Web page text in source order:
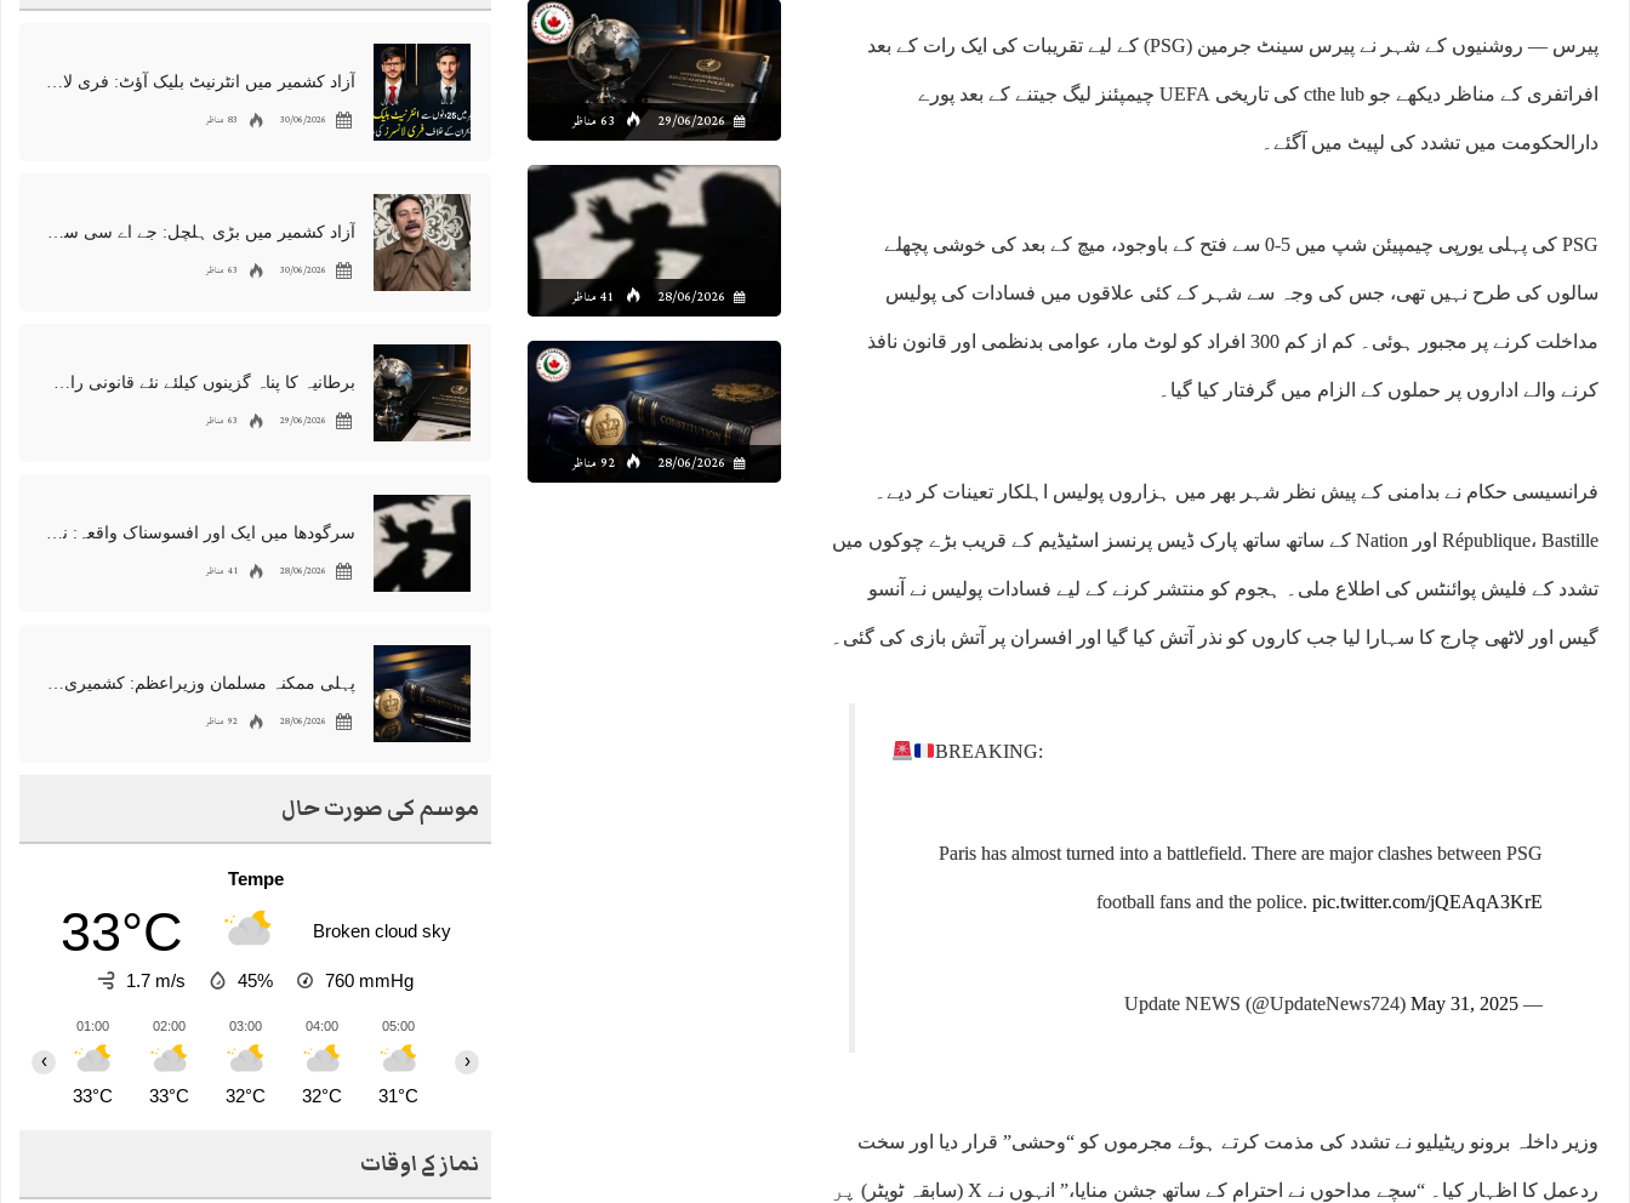
29/06/2026 63 مناظر
28/06/2026 41 مناظر
28/06/2026 92 مناظر
پیرس — روشنیوں کے شہر نے پیرس سینٹ جرمین (PSG) کے لیے تقریبات کی ایک رات کے بعد
افراتفری کے مناظر دیکھے جو cthe lub کی تاریخی UEFA چیمپئنز لیگ جیتنے کے بعد پورے
دارالحکومت میں تشدد کی لپیٹ میں آگئے۔
PSG کی پہلی یورپی چیمپیئن شپ میں 5-0 سے فتح کے باوجود، میچ کے بعد کی خوشی پچھلے
سالوں کی طرح نہیں تھی، جس کی وجہ سے شہر کے کئی علاقوں میں فسادات کی پولیس
مداخلت کرنے پر مجبور ہوئی۔ کم از کم 300 افراد کو لوٹ مار، عوامی بدنظمی اور قانون نافذ
کرنے والے اداروں پر حملوں کے الزام میں گرفتار کیا گیا۔
فرانسیسی حکام نے بدامنی کے پیش نظر شہر بھر میں ہزاروں پولیس اہلکار تعینات کر دیے۔
République، Bastille اور Nation کے ساتھ ساتھ پارک ڈیس پرنسز اسٹیڈیم کے قریب بڑے چوکوں میں
تشدد کے فلیش پوائنٹس کی اطلاع ملی۔ ہجوم کو منتشر کرنے کے لیے فسادات پولیس نے آنسو
گیس اور لاٹھی چارج کا سہارا لیا جب کاروں کو نذر آتش کیا گیا اور افسران پر آتش بازی کی گئی۔
BREAKING:
Paris has almost turned into a battlefield. There are major clashes between PSG
football fans and the police. pic.twitter.com/jQEAqA3KrE
— Update NEWS (@UpdateNews724)
May 31, 2025
وزیر داخلہ برونو ریٹیلیو نے تشدد کی مذمت کرتے ہوئے مجرموں کو “وحشی” قرار دیا اور سخت
ردعمل کا اظہار کیا۔ “سچے مداحوں نے احترام کے ساتھ جشن منایا،” انہوں نے X (سابقہ ​​ٹویٹر) پر
آزاد کشمیر میں انٹرنیٹ بلیک آؤٹ: فری لانسرز کا معاشی قتل، احتجاج شروع
30/06/2026 83 مناظر
آزاد کشمیر میں بڑی ہلچل: جے اے سی سربراہ شوکت نواز میر کی گرفتاری، دھرنا جاری
30/06/2026 63 مناظر
برطانیہ کا پناہ گزینوں کیلئے نئے قانونی راستوں اور اسپانسر شپ نظام کا اعلان
29/06/2026 63 مناظر
سرگودھا میں ایک اور افسوسناک واقعہ: نوعمر لڑکے سے مبینہ زیادتی، مقدمہ درج
28/06/2026 41 مناظر
پہلی ممکنہ مسلمان وزیراعظم: کشمیری نژاد شبانہ محمود برطانیہ میں مقبول
28/06/2026 92 مناظر
موسم کی صورت حال
Tempe
33°C Broken cloud sky
1.7 m/s 45% 760 mmHg
01:00
33°C
02:00
33°C
03:00
32°C
04:00
32°C
05:00
31°C
‹ ›
نماز کے اوقات